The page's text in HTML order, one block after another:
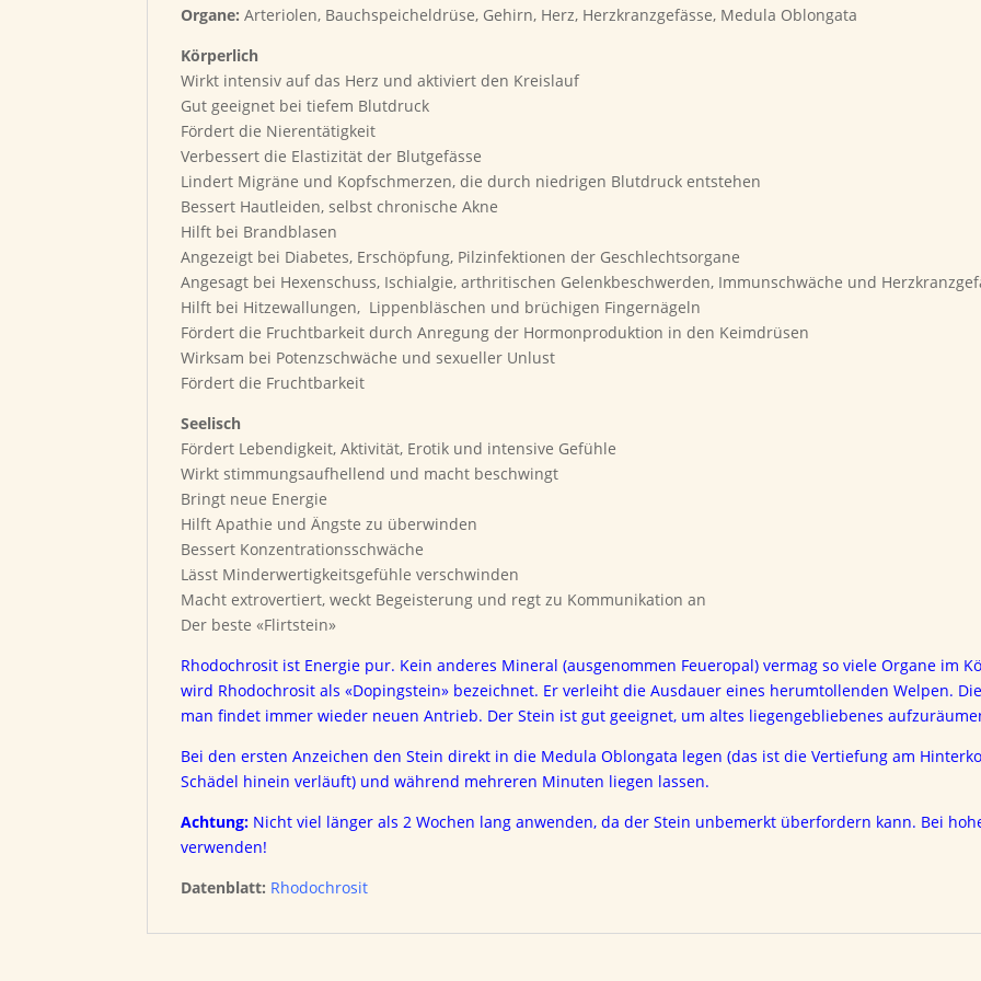
Organe: Arteriolen, Bauchspeicheldrüse, Gehirn, Herz, Herzkranzgefässe, Medula Oblongata
Körperlich
Wirkt intensiv auf das Herz und aktiviert den Kreislauf
Gut geeignet bei tiefem Blutdruck
Fördert die Nierentätigkeit
Verbessert die Elastizität der Blutgefässe
Lindert Migräne und Kopfschmerzen, die durch niedrigen Blutdruck entstehen
Bessert Hautleiden, selbst chronische Akne
Hilft bei Brandblasen
Angezeigt bei Diabetes, Erschöpfung, Pilzinfektionen der Geschlechtsorgane
Angesagt bei Hexenschuss, Ischialgie, arthritischen Gelenkbeschwerden, Immunschwäche und
Hilft bei Hitzewallungen, Lippenbläschen und brüchigen Fingernägeln
Fördert die Fruchtbarkeit durch Anregung der Hormonproduktion in den Keimdrüsen
Wirksam bei Potenzschwäche und sexueller Unlust
Fördert die Fruchtbarkeit
Seelisch
Fördert Lebendigkeit, Aktivität, Erotik und intensive Gefühle
Wirkt stimmungsaufhellend und macht beschwingt
Bringt neue Energie
Hilft Apathie und Ängste zu überwinden
Bessert Konzentrationsschwäche
Lässt Minderwertigkeitsgefühle verschwinden
Macht extrovertiert, weckt Begeisterung und regt zu Kommunikation an
Der beste «Flirtstein»
Rhodochrosit ist Energie pur. Kein anderes Mineral (ausgenommen Feueropal) vermag so viele Organe im
wird Rhodochrosit als «Dopingstein» bezeichnet. Er verleiht die Ausdauer eines herumtollenden Welpen.
man findet immer wieder neuen Antrieb. Der Stein ist gut geeignet, um altes liegengebliebenes
Bei den ersten Anzeichen den Stein direkt in die Medula Oblongata legen (das ist die Vertiefung am
Schädel hinein verläuft) und während mehreren Minuten liegen lassen.
Achtung: Nicht viel länger als 2 Wochen lang anwenden, da der Stein unbemerkt überfordern kann. Bei
verwenden!
Datenblatt: Rhodochrosit